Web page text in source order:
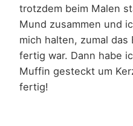
trotzdem beim Malen
Mund zusammen und
mich halten, zumal
fertig war. Dann habe
Muffin gesteckt um
fertig!